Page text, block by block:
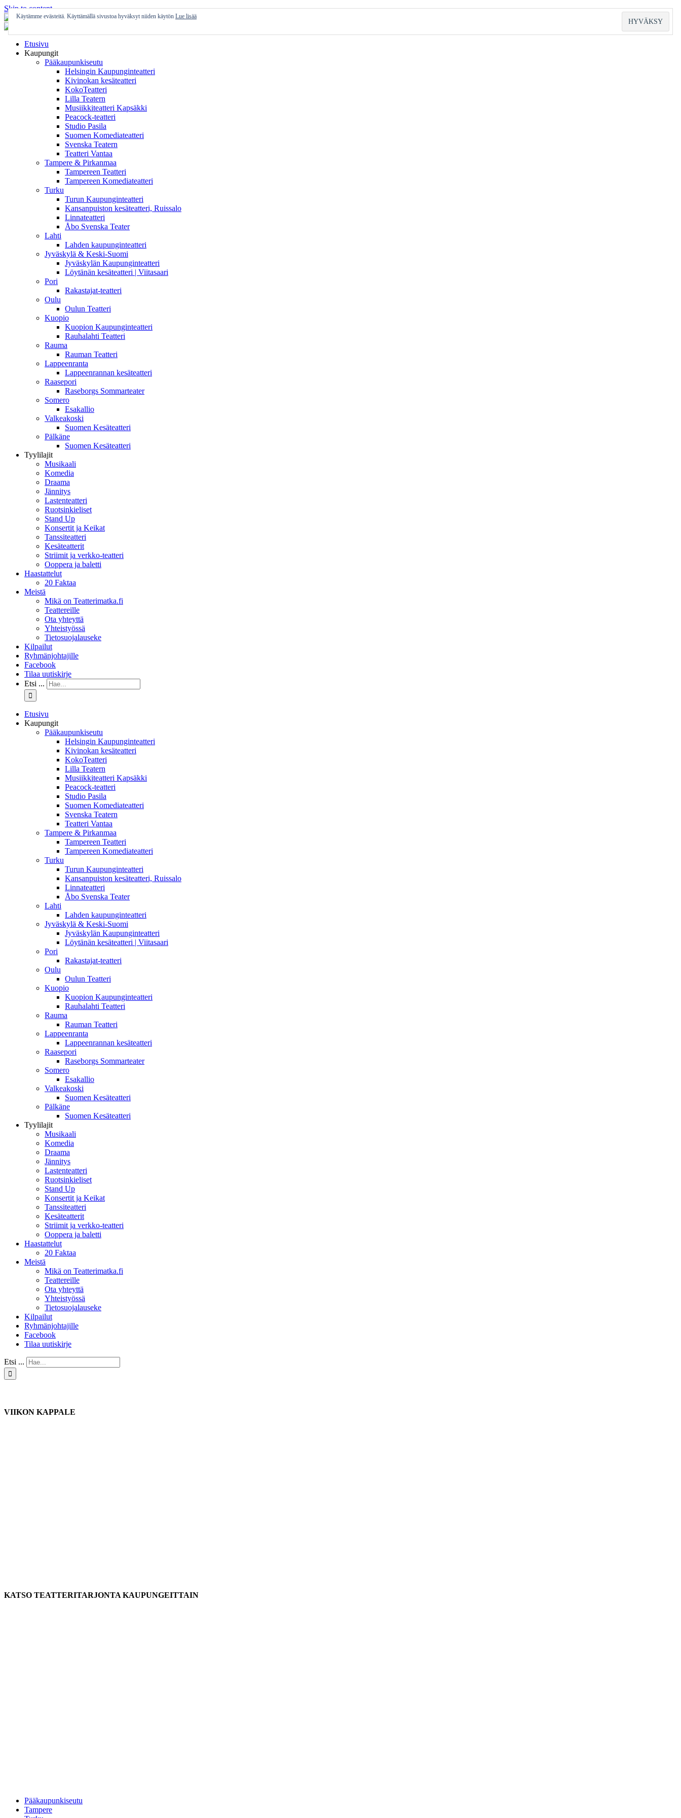
Skip to content
Etusivu
Kaupungit
Pääkaupunkiseutu
Helsingin Kaupunginteatteri
Kivinokan kesäteatteri
KokoTeatteri
Lilla Teatern
Musiikkiteatteri Kapsäkki
Peacock-teatteri
Studio Pasila
Suomen Komediateatteri
Svenska Teatern
Teatteri Vantaa
Tampere & Pirkanmaa
Tampereen Teatteri
Tampereen Komediateatteri
Turku
Turun Kaupunginteatteri
Kansanpuiston kesäteatteri, Ruissalo
Linnateatteri
Åbo Svenska Teater
Lahti
Lahden kaupunginteatteri
Jyväskylä & Keski-Suomi
Jyväskylän Kaupunginteatteri
Löytänän kesäteatteri | Viitasaari
Pori
Rakastajat-teatteri
Oulu
Oulun Teatteri
Kuopio
Kuopion Kaupunginteatteri
Rauhalahti Teatteri
Rauma
Rauman Teatteri
Lappeenranta
Lappeenrannan kesäteatteri
Raasepori
Raseborgs Sommarteater
Somero
Esakallio
Valkeakoski
Suomen Kesäteatteri
Pälkäne
Suomen Kesäteatteri
Tyylilajit
Musikaali
Komedia
Draama
Jännitys
Lastenteatteri
Ruotsinkieliset
Stand Up
Konsertit ja Keikat
Tanssiteatteri
Kesäteatterit
Striimit ja verkko-teatteri
Ooppera ja baletti
Haastattelut
20 Faktaa
Meistä
Mikä on Teatterimatka.fi
Teattereille
Ota yhteyttä
Yhteistyössä
Tietosuojalauseke
Kilpailut
Ryhmänjohtajille
Facebook
Tilaa uutiskirje
Etsi ...
Etusivu
Kaupungit
Pääkaupunkiseutu
Helsingin Kaupunginteatteri
Kivinokan kesäteatteri
KokoTeatteri
Lilla Teatern
Musiikkiteatteri Kapsäkki
Peacock-teatteri
Studio Pasila
Suomen Komediateatteri
Svenska Teatern
Teatteri Vantaa
Tampere & Pirkanmaa
Tampereen Teatteri
Tampereen Komediateatteri
Turku
Turun Kaupunginteatteri
Kansanpuiston kesäteatteri, Ruissalo
Linnateatteri
Åbo Svenska Teater
Lahti
Lahden kaupunginteatteri
Jyväskylä & Keski-Suomi
Jyväskylän Kaupunginteatteri
Löytänän kesäteatteri | Viitasaari
Pori
Rakastajat-teatteri
Oulu
Oulun Teatteri
Kuopio
Kuopion Kaupunginteatteri
Rauhalahti Teatteri
Rauma
Rauman Teatteri
Lappeenranta
Lappeenrannan kesäteatteri
Raasepori
Raseborgs Sommarteater
Somero
Esakallio
Valkeakoski
Suomen Kesäteatteri
Pälkäne
Suomen Kesäteatteri
Tyylilajit
Musikaali
Komedia
Draama
Jännitys
Lastenteatteri
Ruotsinkieliset
Stand Up
Konsertit ja Keikat
Tanssiteatteri
Kesäteatterit
Striimit ja verkko-teatteri
Ooppera ja baletti
Haastattelut
20 Faktaa
Meistä
Mikä on Teatterimatka.fi
Teattereille
Ota yhteyttä
Yhteistyössä
Tietosuojalauseke
Kilpailut
Ryhmänjohtajille
Facebook
Tilaa uutiskirje
Etsi ...
VIIKON KAPPALE
KATSO TEATTERITARJONTA KAUPUNGEITTAIN
Pääkaupunkiseutu
Tampere
Käytämme evästeitä. Käyttämällä sivustoa hyväksyt niiden käytön Lue lisää